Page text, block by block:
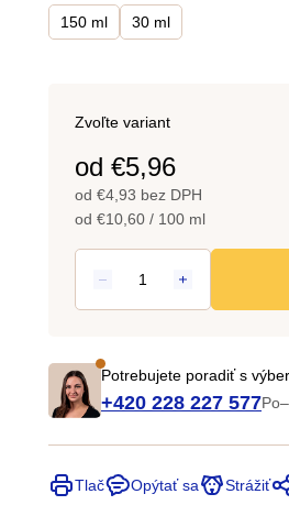
150 ml 30 ml
od €5,96
od €4,93 bez DPH
Jednotková
od €10,60 / 100 ml
Zvoľte variant
Potrebujete poradiť s
+420 228 227 577
Tlač Opýtať sa Strážiť